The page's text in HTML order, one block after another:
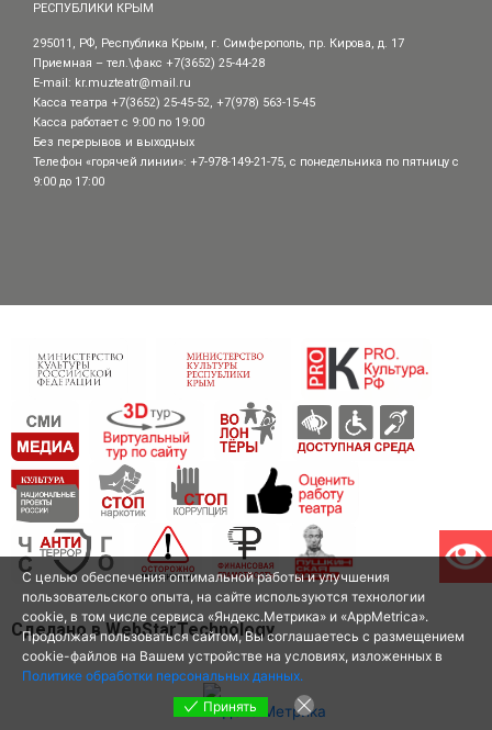
РЕСПУБЛИКИ КРЫМ
295011, РФ, Республика Крым, г. Симферополь, пр. Кирова, д. 17
Приемная – тел.\факс +7(3652) 25-44-28
E-mail: kr.muzteatr@mail.ru
Касса театра +7(3652) 25-45-52, +7(978) 563-15-45
Касса работает с 9:00 по 19:00
Без перерывов и выходных
Телефон «горячей линии»: +7-978-149-21-75, с понедельника по пятницу с
9:00 до 17:00
Сделано в WebStarTechnology
С целью обеспечения оптимальной работы и улучшения
пользовательского опыта, на сайте используются технологии
cookie, в том числе сервиса «Яндекс.Метрика» и «AppMetrica».
Продолжая пользоваться сайтом, Вы соглашаетесь с размещением
cookie-файлов на Вашем устройстве на условиях, изложенных в
Политике обработки персональных данных.
Принять